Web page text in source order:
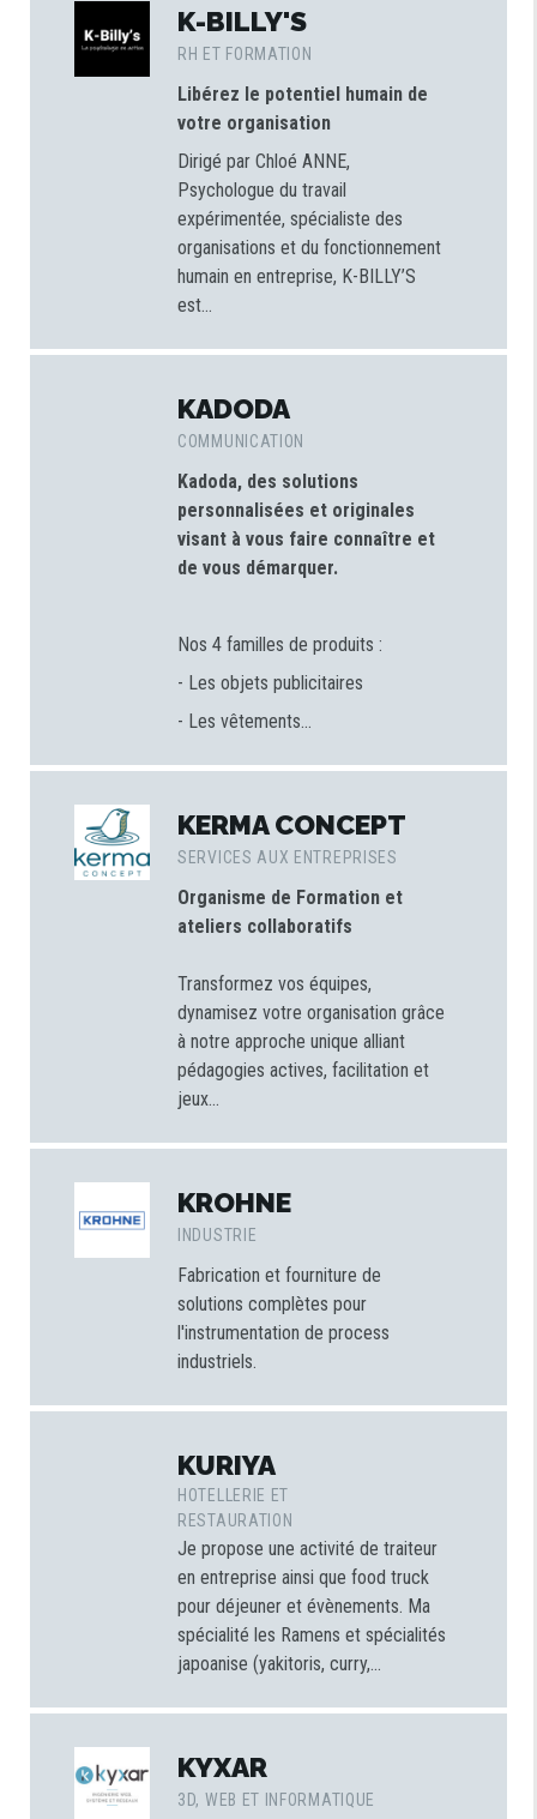
K-BILLY'S
RH ET FORMATION
Libérez le potentiel humain de
votre organisation
Dirigé par Chloé ANNE,
Psychologue du travail
expérimentée, spécialiste des
organisations et du fonctionnement
humain en entreprise, K-BILLY’S
est...
KADODA
COMMUNICATION
Kadoda, des solutions
personnalisées et originales
visant à vous faire connaître et
de vous démarquer.
Nos 4 familles de produits :
- Les objets publicitaires
- Les vêtements...
KERMA CONCEPT
SERVICES AUX ENTREPRISES
Organisme de Formation et
ateliers collaboratifs
Transformez vos équipes,
dynamisez votre organisation grâce
à notre approche unique alliant
pédagogies actives, facilitation et
jeux...
KROHNE
INDUSTRIE
Fabrication et fourniture de
solutions complètes pour
l'instrumentation de process
industriels.
KURIYA
HOTELLERIE ET
RESTAURATION
Je propose une activité de traiteur
en entreprise ainsi que food truck
pour déjeuner et évènements. Ma
spécialité les Ramens et spécialités
japoanise (yakitoris, curry,...
KYXAR
3D, WEB ET INFORMATIQUE